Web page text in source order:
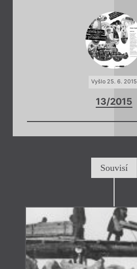
Vyšlo 25. 6. 2015
13/2015
Souvisí